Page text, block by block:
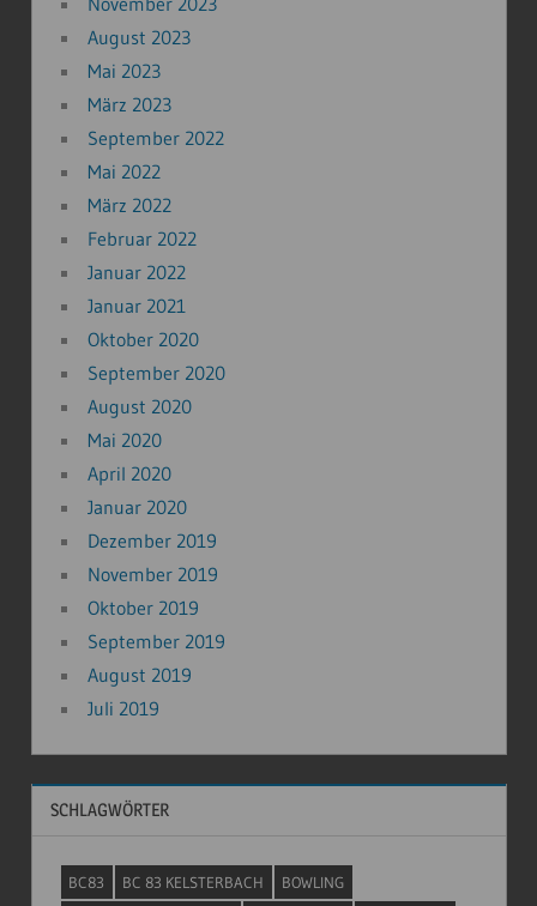
August 2023
Mai 2023
März 2023
September 2022
Mai 2022
März 2022
Februar 2022
Januar 2022
Januar 2021
Oktober 2020
September 2020
August 2020
Mai 2020
April 2020
Januar 2020
Dezember 2019
November 2019
Oktober 2019
September 2019
August 2019
Juli 2019
SCHLAGWÖRTER
BC83 BC 83 KELSTERBACH
BOWLING